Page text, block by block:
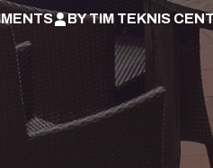
BYTIM TEKNIS